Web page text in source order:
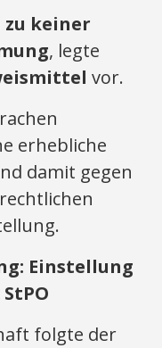
zu keiner
, legte
vor.
erhebliche
damit gegen
Einstellung
StPO
folgte der